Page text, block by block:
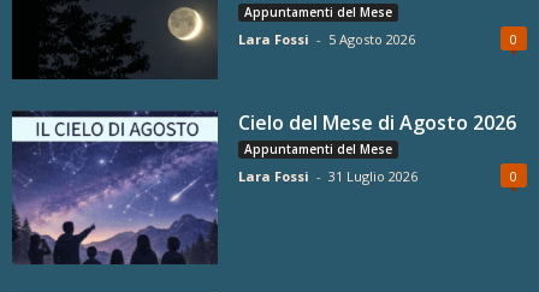
Appuntamenti del Mese
Lara Fossi - 5 Agosto 2026 0
Cielo del Mese di Agosto 2026
Appuntamenti del Mese
Lara Fossi - 31 Luglio 2026 0